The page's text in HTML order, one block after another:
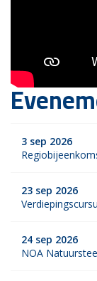
3 sep 2026
23 sep 2026
24 sep 2026
NOA